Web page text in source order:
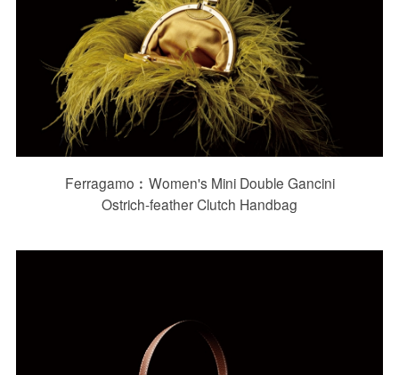
Ferragamo︰Women's Mini Double Gancini
Ostrich-feather Clutch Handbag